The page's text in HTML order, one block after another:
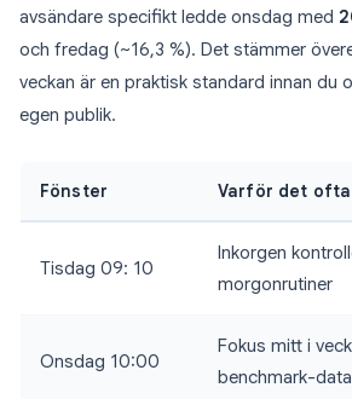
avsändare specifikt ledde onsdag med
och fredag (~16,3 %). Det stämmer
veckan är en praktisk standard innan du
egen publik.
Fönster Varför det ofta
Tisdag 09: 10
Inkorgen
morgonrutiner
Onsdag 10:00
Fokus mitt i
benchmark-data